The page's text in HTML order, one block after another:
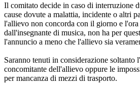
Il comitato decide in caso di interruzione
cause dovute a malattia, incidente o altri
l'allievo non concorda con il giorno e
dall'insegnante di musica, non ha per
l'annuncio a meno che l'allievo sia
Saranno tenuti in considerazione soltanto
concomitante dell'allievo oppure le
per mancanza di mezzi di trasporto.